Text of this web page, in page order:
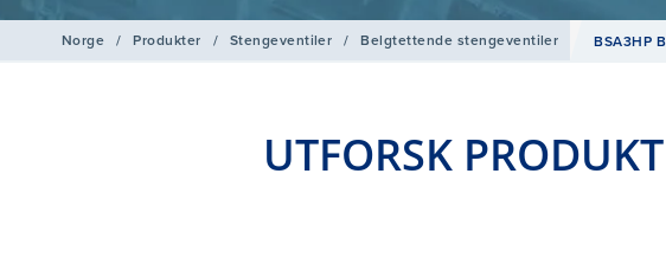
Norge / Produkter / Stengeventiler / Belgtettende stengeventiler BSA3HP
UTFORSK